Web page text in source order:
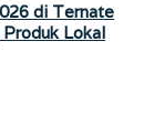
di Ternate
Lokal